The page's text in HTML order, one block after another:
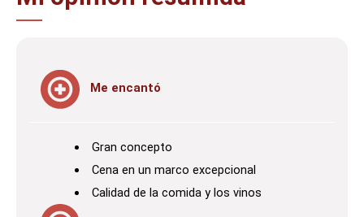
Me encantó
Gran concepto
Cena en un marco excepcional
Calidad de la comida y los vinos